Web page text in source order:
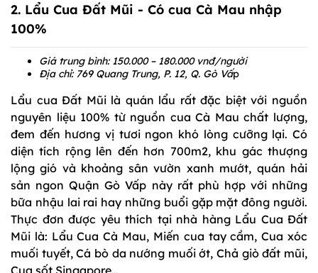
2. Lẩu Cua Đất Mũi - Có cua Cà Mau nhập
100%
Giá trung bình: 150.000 – 180.000 vnđ/người
Địa chỉ: 769 Quang Trung, P. 12, Q. Gò Vấp
Lẩu cua Đất Mũi là quán lẩu rất đặc biệt với nguồn
nguyên liệu 100% từ nguồn cua Cà Mau chất lượng,
đem đến hương vị tươi ngon khó lòng cưỡng lại. Có
diện tích rộng lên đến hơn 700m2, khu gác thượng
lộng gió và khoảng sân vườn xanh mướt, quán hải
sản ngon Quận Gò Vấp này rất phù hợp với những
bữa nhậu lai rai hay những buổi gặp mặt đông người.
Thực đơn được yêu thích tại nhà hàng Lẩu Cua Đất
Mũi là: Lẩu Cua Cà Mau, Miến cua tay cầm, Cua xóc
muối tuyết, Cá bò da nướng muối ớt, Chả giò đất mũi,
Cua sốt Singapore…